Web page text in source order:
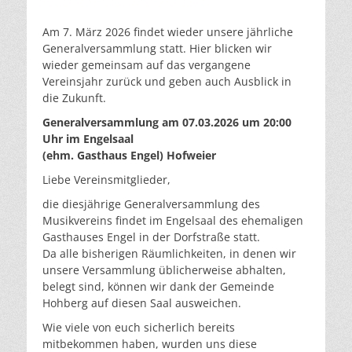
Am 7. März 2026 findet wieder unsere jährliche
Generalversammlung statt. Hier blicken wir
wieder gemeinsam auf das vergangene
Vereinsjahr zurück und geben auch Ausblick in
die Zukunft.
Generalversammlung am 07.03.2026 um 20:00
Uhr im Engelsaal
(ehm. Gasthaus Engel) Hofweier
Liebe Vereinsmitglieder,
die diesjährige Generalversammlung des
Musikvereins findet im Engelsaal des ehemaligen
Gasthauses Engel in der Dorfstraße statt.
Da alle bisherigen Räumlichkeiten, in denen wir
unsere Versammlung üblicherweise abhalten,
belegt sind, können wir dank der Gemeinde
Hohberg auf diesen Saal ausweichen.
Wie viele von euch sicherlich bereits
mitbekommen haben, wurden uns diese